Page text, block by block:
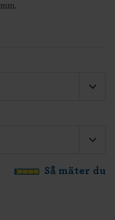
Så mäter du